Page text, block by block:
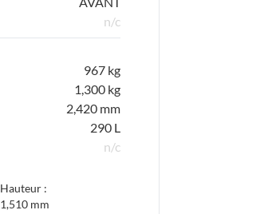
n/c
967 kg
1,300 kg
2,420 mm
290 L
n/c
Hauteur :
1,510 mm